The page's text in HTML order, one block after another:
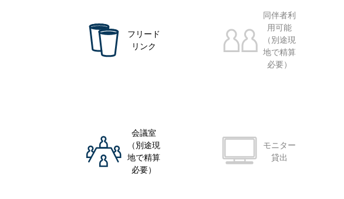
フリード
リンク
同伴者利
用可能
（別途現
地で精算
必要）
会議室
（別途現
地で精算
必要）
モニター
貸出